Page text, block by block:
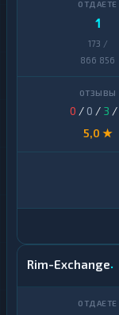
1
173 /
866 856
0 / 0 / 3 /
5,0 ★
Rim-Exchange